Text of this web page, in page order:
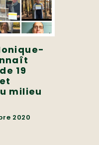
19
milieu
2020